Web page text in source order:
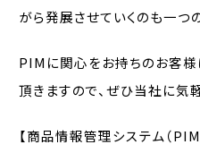
がら発展させていくのも一つ
PIMに関心をお持ちのお客様
頂きますので、ぜひ当社に気
【商品情報管理システム（